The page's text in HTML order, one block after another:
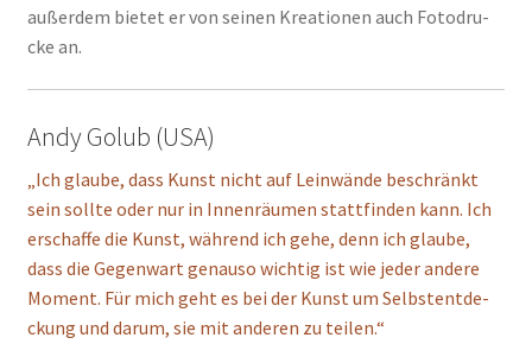
außer­dem bie­tet er von sei­nen Krea­tio­nen auch Foto­dru­
cke an.
Andy Golub (USA)
„Ich glau­be, dass Kunst nicht auf Lein­wän­de beschränkt
sein soll­te oder nur in Innen­räu­men statt­fin­den kann. Ich
erschaf­fe die Kunst, wäh­rend ich gehe, denn ich glau­be,
dass die Gegen­wart genau­so wich­tig ist wie jeder ande­re
Moment. Für mich geht es bei der Kunst um Selbst­ent­de­
ckung und dar­um, sie mit ande­ren zu tei­len.“